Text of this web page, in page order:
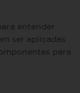
entender
ser aplicadas
para